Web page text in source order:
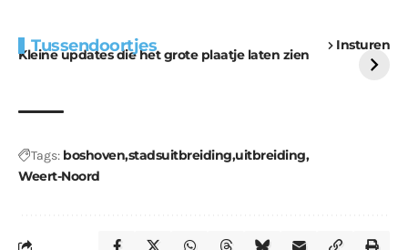
Tussendoortjes Insturen
Kleine updates die het grote plaatje laten zien
voor kabouters
uitdaging
Tags: boshovenstadsuitbreiding uitbreiding
Weert-Noord